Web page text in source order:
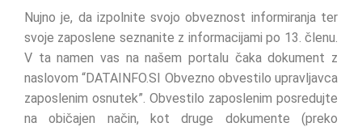
Nujno je, da izpolnite svojo obveznost informiranja ter
svoje zaposlene seznanite z informacijami po 13. členu.
V ta namen vas na našem portalu čaka dokument z
naslovom “DATAINFO.SI Obvezno obvestilo upravljavca
zaposlenim osnutek”. Obvestilo zaposlenim posredujte
na običajen način, kot druge dokumente (preko